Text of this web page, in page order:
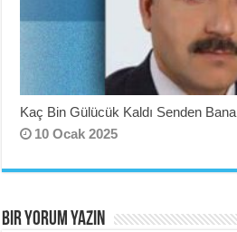
Kaç Bin Gülücük Kaldı Senden Bana
10 Ocak 2025
BIR YORUM YAZIN